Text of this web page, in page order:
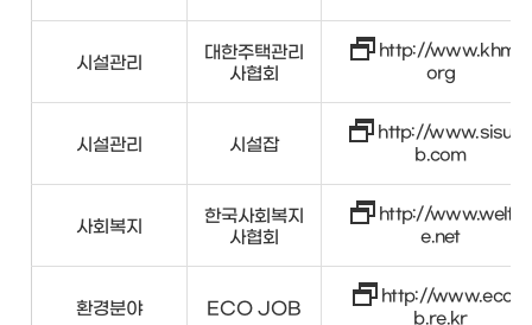
시설관리
대한주택관리
사협회
http://www.khma.
org
시설관리 시설잡
http://www.sisuljo
b.com
사회복지
한국사회복지
사협회
http://www.welfar
e.net
환경분야 ECO JOB
http://www.ecojo
b.re.kr